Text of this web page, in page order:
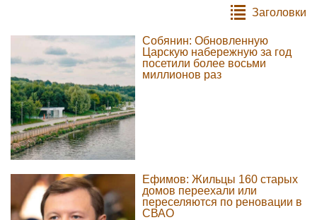
Заголовки
Собянин: Обновленную
Царскую набережную за год
посетили более восьми
миллионов раз
Ефимов: Жильцы 160 старых
домов переехали или
переселяются по реновации в
СВАО